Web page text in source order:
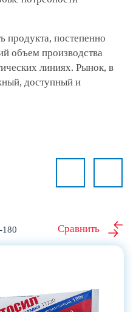
продукта, постепенно
объем производства
линиях. Рынок, в
доступный и
180